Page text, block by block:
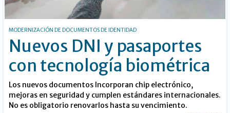
MODERNIZACIÓN DE DOCUMENTOS DE IDENTIDAD
Nuevos DNI y pasaportes
con tecnología biométrica
Los nuevos documentos Incorporan chip electrónico,
mejoras en seguridad y cumplen estándares internacionales.
No es obligatorio renovarlos hasta su vencimiento.